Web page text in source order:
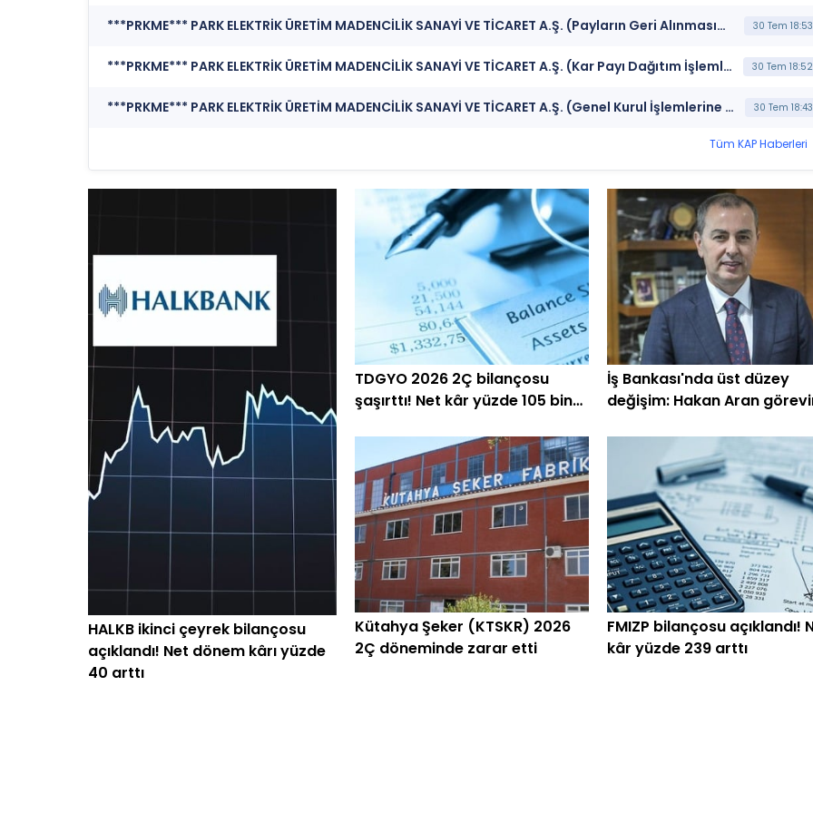
***PRKME*** PARK ELEKTRİK ÜRETİM MADENCİLİK SANAYİ VE TİCARET A.Ş. (Payların Geri Alınmasına İlişkin Bildirim) 30 Tem 18:53
***PRKME*** PARK ELEKTRİK ÜRETİM MADENCİLİK SANAYİ VE TİCARET A.Ş. (Kar Payı Dağıtım İşlemlerine İlişkin Bildirim) 30 Tem 18:52
***PRKME*** PARK ELEKTRİK ÜRETİM MADENCİLİK SANAYİ VE TİCARET A.Ş. (Genel Kurul İşlemlerine İlişkin Bildirim) 30 Tem 18:43
Tüm KAP Haberleri
HALKB ikinci çeyrek bilançosu
açıklandı! Net dönem kârı yüzde
40 arttı
TDGYO 2026 2Ç bilançosu
şaşırttı! Net kâr yüzde 105 bin
İş Bankası'nda üst düzey
değişim: Hakan Aran
Kütahya Şeker (KTSKR) 2026
2Ç döneminde zarar etti
FMIZP bilançosu açıklandı!
kâr yüzde 239 arttı